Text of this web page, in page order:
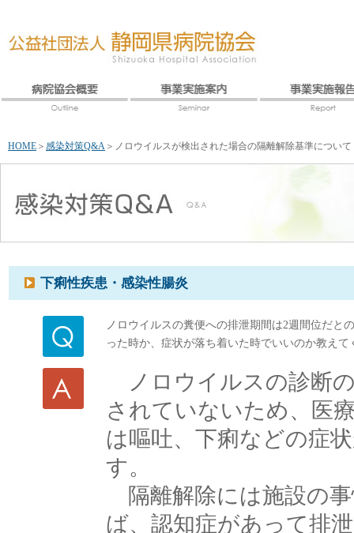
HOME ＞ 感染対策Q&A ＞ ノロウイルスが検出された場合の隔離解除基準について
下痢性疾患・感染性腸炎
ノロウイルスの糞便への排泄期間は2週間位だと
った時か、症状が落ち着いた時でいいのか教えて
ノロウイルスの診断
されていないため、医
は嘔吐、下痢などの症
す。
隔離解除には施設の
ば、認知症があって排